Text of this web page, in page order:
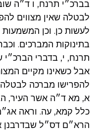
בברכ״י תרנח, ו ד״ה
לבטלה שאין מצווים
לעשות כן. וכן
בתינוקות המברכים.
תרנח, י, בדברי
אבל כשאינו מקיים
להפרישו מברכה
א, מא ד״ה אשר העיר,
כלל קמא, עה. וראה
הרא״ם דס״ל שבדרבנן